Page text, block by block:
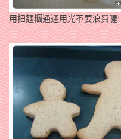
用把麵糰通通用光不要浪費喔!